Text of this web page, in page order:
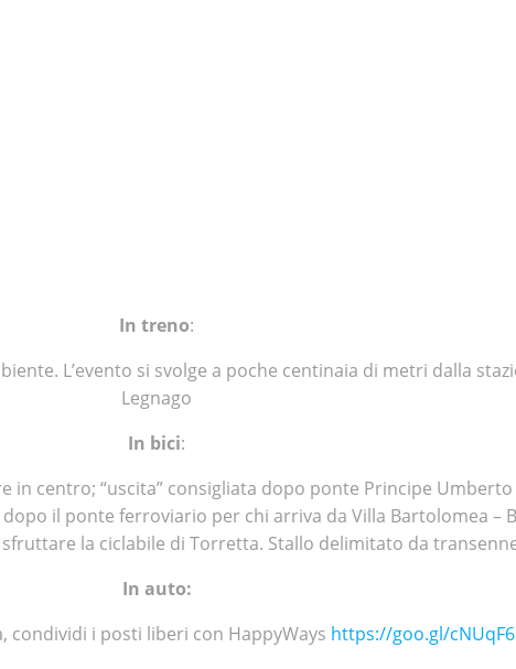
In treno:
L’evento si svolge a poche centinaia di metri dalla
Legnago
In bici:
in centro; “uscita” consigliata dopo ponte Principe
il ponte ferroviario per chi arriva da Villa Bartolomea –
la ciclabile di Torretta. Stallo delimitato da
In auto:
condividi i posti liberi con HappyWays https://goo.gl/cNUqF6